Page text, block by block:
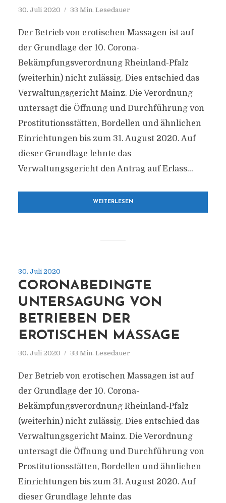
30. Juli 2020 33 Min. Lesedauer
Der Betrieb von erotischen Massagen ist auf
der Grundlage der 10. Corona-
Bekämpfungsverordnung Rheinland-Pfalz
(weiterhin) nicht zulässig. Dies entschied das
Verwaltungsgericht Mainz. Die Verordnung
untersagt die Öffnung und Durchführung von
Prostitutionsstätten, Bordellen und ähnlichen
Einrichtungen bis zum 31. August 2020. Auf
dieser Grundlage lehnte das
Verwaltungsgericht den Antrag auf Erlass...
WEITERLESEN
30. Juli 2020
CORONABEDINGTE
UNTERSAGUNG VON
BETRIEBEN DER
EROTISCHEN MASSAGE
30. Juli 2020 33 Min. Lesedauer
Der Betrieb von erotischen Massagen ist auf
der Grundlage der 10. Corona-
Bekämpfungsverordnung Rheinland-Pfalz
(weiterhin) nicht zulässig. Dies entschied das
Verwaltungsgericht Mainz. Die Verordnung
untersagt die Öffnung und Durchführung von
Prostitutionsstätten, Bordellen und ähnlichen
Einrichtungen bis zum 31. August 2020. Auf
dieser Grundlage lehnte das